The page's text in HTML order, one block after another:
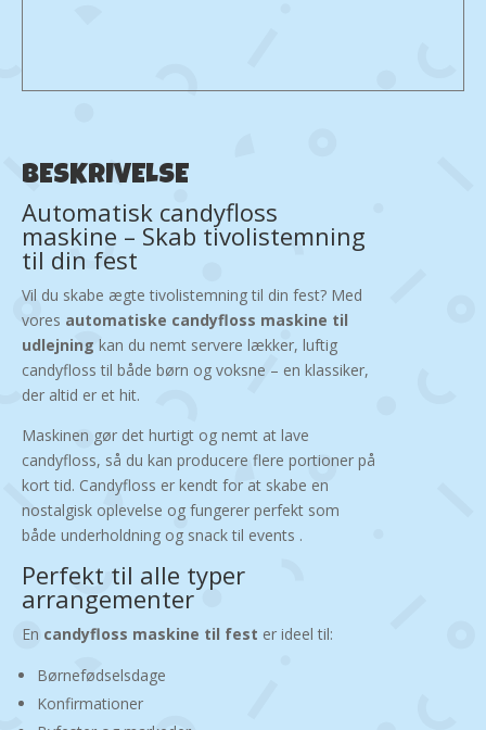
BESKRIVELSE
Automatisk candyfloss
maskine – Skab tivolistemning
til din fest
Vil du skabe ægte tivolistemning til din fest? Med
vores automatiske candyfloss maskine til
udlejning kan du nemt servere lækker, luftig
candyfloss til både børn og voksne – en klassiker,
der altid er et hit.
Maskinen gør det hurtigt og nemt at lave
candyfloss, så du kan producere flere portioner på
kort tid. Candyfloss er kendt for at skabe en
nostalgisk oplevelse og fungerer perfekt som
både underholdning og snack til events .
Perfekt til alle typer
arrangementer
En candyfloss maskine til fest er ideel til:
Børnefødselsdage
Konfirmationer